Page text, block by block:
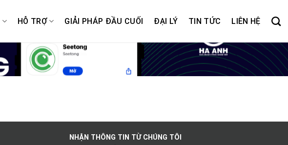
HỖ TRỢ GIẢI PHÁP ĐẦU CUỐI ĐẠI LÝ TIN TỨC LIÊN HỆ
NHẬN THÔNG TIN TỪ CHÚNG TÔI